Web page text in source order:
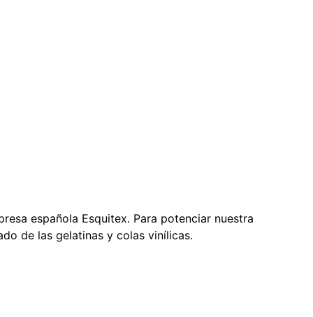
española Esquitex. Para potenciar nuestra
de las gelatinas y colas vinílicas.